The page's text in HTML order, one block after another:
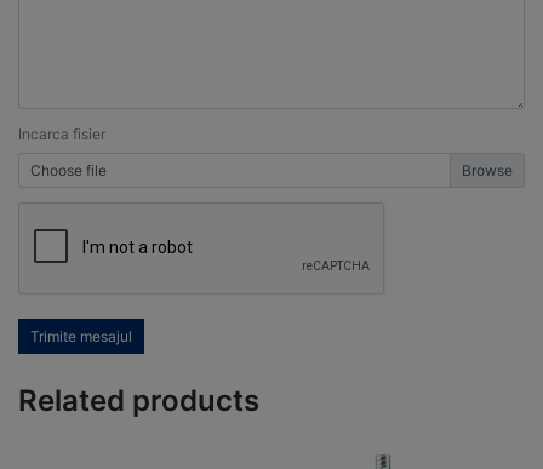
Incarca fisier
Choose file
Trimite mesajul
Related products